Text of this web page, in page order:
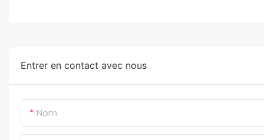
Entrer en contact avec nous
Nom